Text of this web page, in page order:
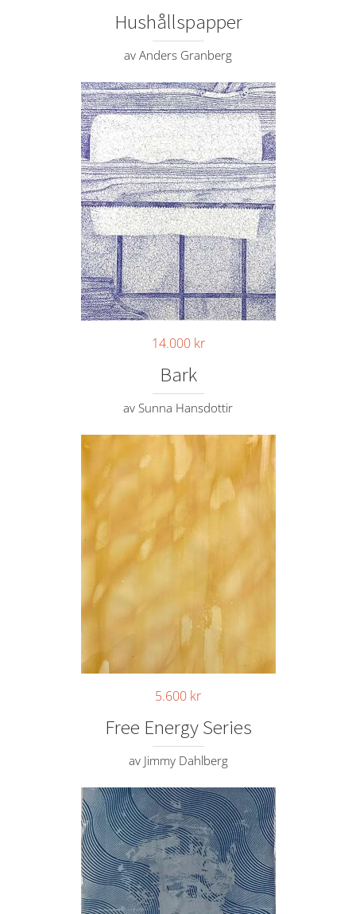
Hushållspapper
av Anders Granberg
14.000 kr
Bark
av Sunna Hansdottir
5.600 kr
Free Energy Series
av Jimmy Dahlberg